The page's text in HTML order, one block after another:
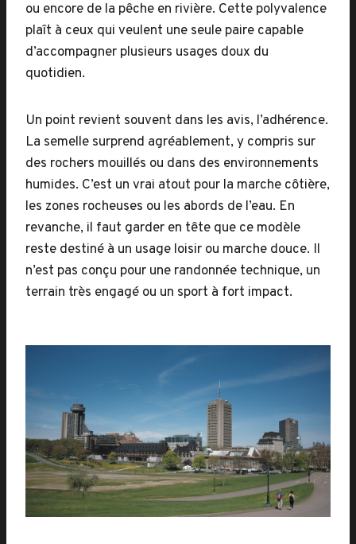
ou encore de la pêche en rivière. Cette polyvalence
plaît à ceux qui veulent une seule paire capable
d’accompagner plusieurs usages doux du
quotidien.
Un point revient souvent dans les avis, l’adhérence.
La semelle surprend agréablement, y compris sur
des rochers mouillés ou dans des environnements
humides. C’est un vrai atout pour la marche côtière,
les zones rocheuses ou les abords de l’eau. En
revanche, il faut garder en tête que ce modèle
reste destiné à un usage loisir ou marche douce. Il
n’est pas conçu pour une randonnée technique, un
terrain très engagé ou un sport à fort impact.